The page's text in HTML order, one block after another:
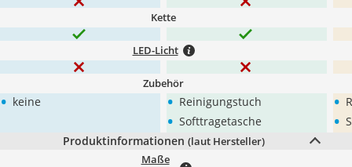
Kette
LED-Licht
Zubehör
• keine • Reinigungstuch
• Softtragetasche
•
•
Produktinformationen (laut Hersteller)
Maße